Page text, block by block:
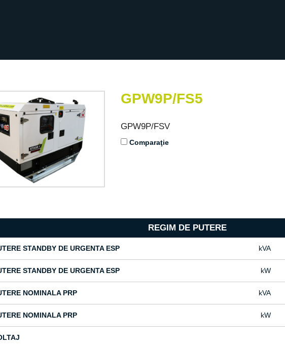
GPW9P/FS5
GPW9P/FSV
Comparaţie
REGIM DE PUTERE
STANDBY DE URGENTA ESP kVA
STANDBY DE URGENTA ESP kW
NOMINALA PRP kVA
NOMINALA PRP kW